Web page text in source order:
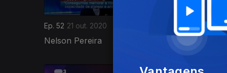
Ep. 52 21 out. 2020
Nelson Pereira
Ep. 51 14
Mariana